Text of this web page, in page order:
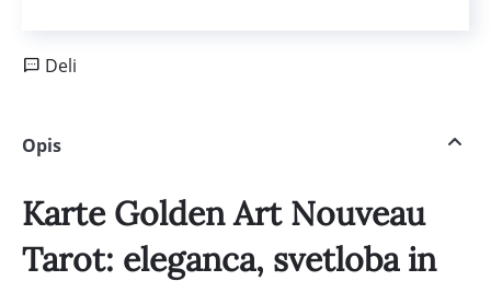
Deli
Opis
Karte Golden Art Nouveau
Tarot: eleganca, svetloba in